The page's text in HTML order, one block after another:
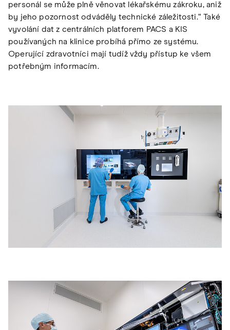
personál se může plně věnovat lékařskému zákroku, aniž
by jeho pozornost odváděly technické záležitosti.“ Také
vyvolání dat z centrálních platforem PACS a KIS
používaných na klinice probíhá přímo ze systému.
Operující zdravotníci mají tudíž vždy přístup ke všem
potřebným informacím.